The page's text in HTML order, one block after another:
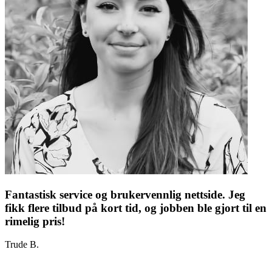
Fantastisk service og brukervennlig nettside. Jeg
fikk flere tilbud på kort tid, og jobben ble gjort til en
rimelig pris!
Trude B.